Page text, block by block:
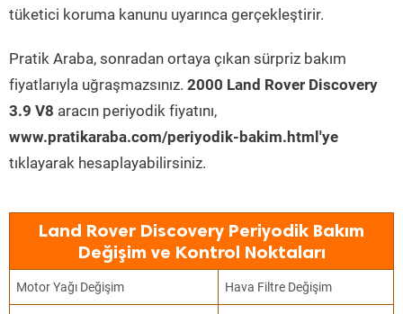
tüketici koruma kanunu uyarınca gerçekleştirir.
Pratik Araba, sonradan ortaya çıkan sürpriz bakım
fiyatlarıyla uğraşmazsınız. 2000 Land Rover Discovery
3.9 V8 aracın periyodik fiyatını,
www.pratikaraba.com/periyodik-bakim.html'ye
tıklayarak hesaplayabilirsiniz.
Land Rover Discovery Periyodik Bakım
Değişim ve Kontrol Noktaları
Motor Yağı Değişim Hava Filtre Değişim